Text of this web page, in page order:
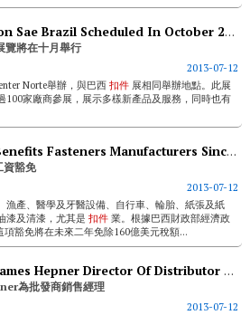
Congress And Exposition Sae Brazil Scheduled In October 2013
將在十月舉行
2013-07-12
Norte舉辦，與巴西 扣件 展相同舉辦地點。此展
100家廠商參展，展示多樣新產品及服務，同時也有
Exemption On Payroll Benefits Fasteners Manufacturers Since January
資豁免
2013-07-12
漁產、醫學及牙醫設備、自行車、輪胎、紙張及紙
漆及清漆，尤其是 扣件業。根據巴西財政部經濟政
豁免將在未來二年免除160億美元稅額...
Elgin Fastener Group Names Hepner Director Of Distributor Sales
為批發商銷售經理
2013-07-12